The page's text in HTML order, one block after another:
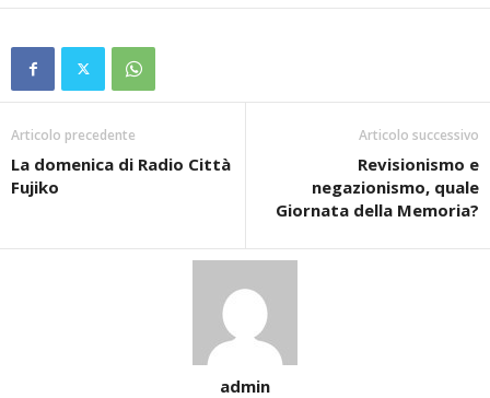
Articolo precedente
La domenica di Radio Città
Fujiko
Articolo successivo
Revisionismo e
negazionismo, quale
Giornata della Memoria?
admin